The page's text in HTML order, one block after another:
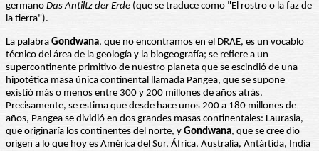
germano Das Antiltz der Erde (que se traduce como "El rostro o la faz de
la tierra").
La palabra Gondwana, que no encontramos en el DRAE, es un vocablo
técnico del área de la geología y la biogeografía; se refiere a un
supercontinente primitivo de nuestro planeta que se escindió de una
hipotética masa única continental llamada Pangea, que se supone
existió más o menos entre 300 y 200 millones de años atrás.
Precisamente, se estima que desde hace unos 200 a 180 millones de
años, Pangea se dividió en dos grandes masas continentales: Laurasia,
que originaría los continentes del norte, y Gondwana, que se cree dio
origen a lo que hoy es América del Sur, África, Australia, Antártida, India